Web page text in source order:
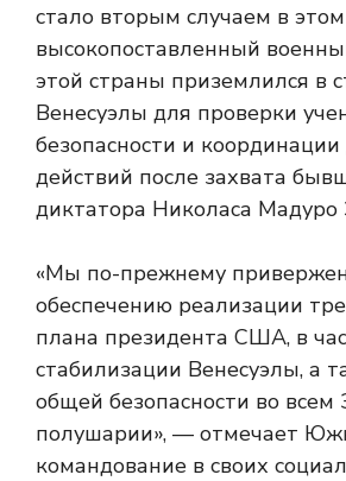
стало вторым случаем в этом
высокопоставленный
этой страны приземлился в
Венесуэлы для проверки
безопасности и
действий после захвата
диктатора Николаса Мадуро
«Мы по-прежнему
обеспечению реализации
плана президента США, в
стабилизации Венесуэлы, а
общей безопасности во всем
полушарии», — отмечает
командование в своих